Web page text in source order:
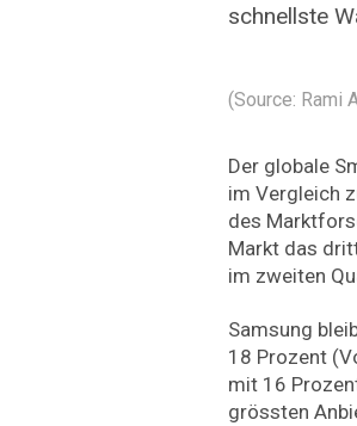
schnellste
(Source: Rami
Der globale
im Vergleich
des
Markt das
im zweiten
Samsung
18 Prozent
mit 16
grössten